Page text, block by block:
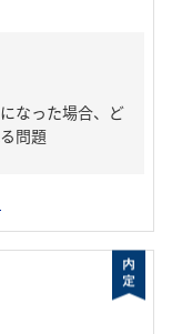
なった場合、ど
問題